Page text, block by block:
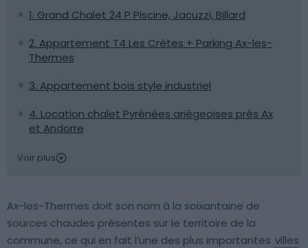
1. Grand Chalet 24 P Piscine, Jacuzzi, Billard
2. Appartement T4 Les Crètes + Parking Ax-les-
Thermes
3. Appartement bois style industriel
4. Location chalet Pyrénées ariégeoises près Ax
et Andorre
Voir plus
Ax-les-Thermes doit son nom à la soixantaine de
sources chaudes présentes sur le territoire de la
commune, ce qui en fait l’une des plus importantes villes